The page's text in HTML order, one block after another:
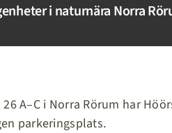
i naturnära Norra
26 A–C i Norra Rörum har
parkeringsplats.